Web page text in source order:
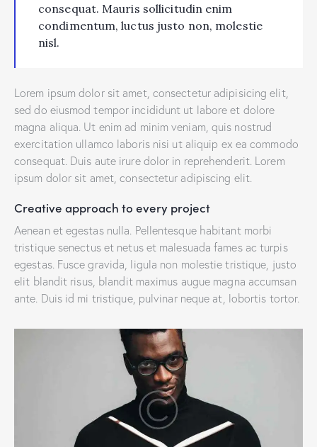
consequat. Mauris sollicitudin enim
condimentum, luctus justo non, molestie
nisl.
Lorem ipsum dolor sit amet, consectetur adipisicing elit,
sed do eiusmod tempor incididunt ut labore et dolore
magna aliqua. Ut enim ad minim veniam, quis nostrud
exercitation ullamco laboris nisi ut aliquip ex ea commodo
consequat. Duis aute irure dolor in reprehenderit. Lorem
ipsum dolor sit amet, consectetur adipiscing elit.
Creative approach to every project
Aenean et egestas nulla. Pellentesque habitant morbi
tristique senectus et netus et malesuada fames ac turpis
egestas. Fusce gravida, ligula non molestie tristique, justo
elit blandit risus, blandit maximus augue magna accumsan
ante. Duis id mi tristique, pulvinar neque at, lobortis tortor.